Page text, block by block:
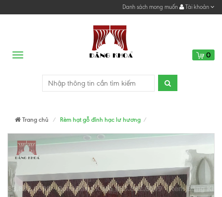
Danh sách mong muốn Tài khoản
Menu 0
Trang chủ Rèm hạt gỗ đỉnh hạc lư hương